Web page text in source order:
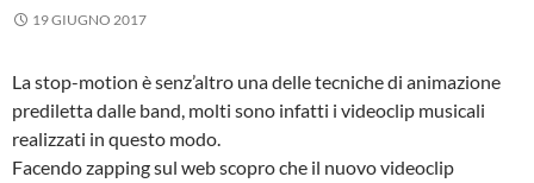
19 GIUGNO 2017
La stop-motion è senz’altro una delle tecniche di animazione
prediletta dalle band, molti sono infatti i videoclip musicali
realizzati in questo modo.
Facendo zapping sul web scopro che il nuovo videoclip